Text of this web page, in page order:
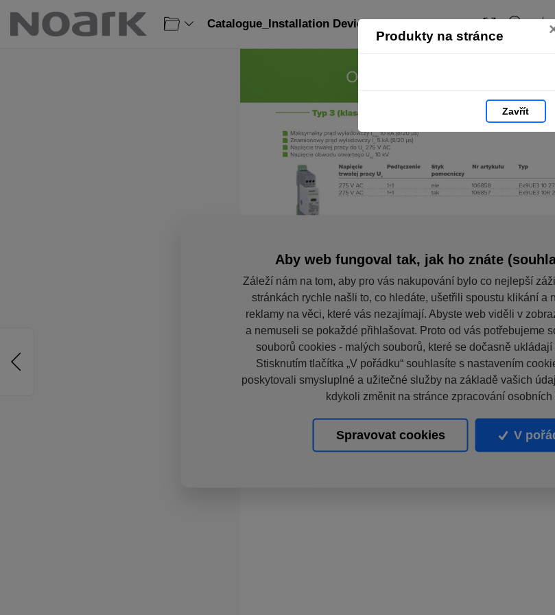
Produkty na stránce
Zavřít
Catalogue_Installation Devices_PL: strana 174
Aby web fungoval tak, jak ho znáte
Záleží nám na tom, aby pro vás nakupování bylo co nejlepší
stránkách rychle našli to, co hledáte, ušetřili spoustu klikání a
reklamy na věci, které vás nezajímají. Abyste web viděli v
a nemuseli se pokaždé přihlašovat. Proto od vás potřebujeme
souborů cookies - malých souborů, které se dočasně
Stisknutím tlačítka „V pořádku“ souhlasíte s nastavením
poskytovali smysluplné a užitečné služby na základě vašich
kdykoli změnit na stránce zpracování osobních
Spravovat cookies V